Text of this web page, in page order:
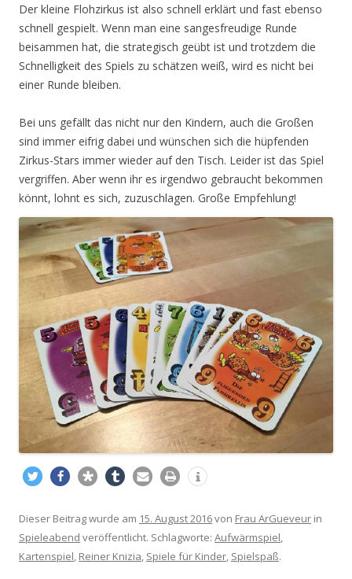
Der kleine Flohzirkus ist also schnell erklärt und fast ebenso
schnell gespielt. Wenn man eine sangesfreudige Runde
beisammen hat, die strategisch geübt ist und trotzdem die
Schnelligkeit des Spiels zu schätzen weiß, wird es nicht bei
einer Runde bleiben.
Bei uns gefällt das nicht nur den Kindern, auch die Großen
sind immer eifrig dabei und wünschen sich die hüpfenden
Zirkus-Stars immer wieder auf den Tisch. Leider ist das Spiel
vergriffen. Aber wenn ihr es irgendwo gebraucht bekommen
könnt, lohnt es sich, zuzuschlagen. Große Empfehlung!
Dieser Beitrag wurde am 15. August 2016von Frau ArGueveur in
Spieleabend veröffentlicht. Schlagworte: Aufwärmspiel,
Kartenspiel, Reiner Knizia, Spiele für Kinder, Spielspaß.